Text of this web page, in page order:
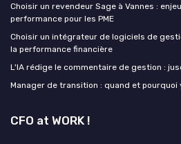
Choisir un revendeur Sage à Vannes :
performance pour les PME
Choisir un intégrateur de logiciels de
la performance financière
L'IA rédige le commentaire de gestion :
Manager de transition : quand et pourquoi
CFO at WORK !